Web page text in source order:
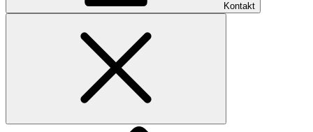
Kontakt